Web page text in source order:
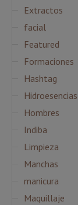
Extractos
facial
Featured
Formaciones
Hashtag
Hidroesencias
Hombres
Indiba
Limpieza
Manchas
manicura
Maquillaje